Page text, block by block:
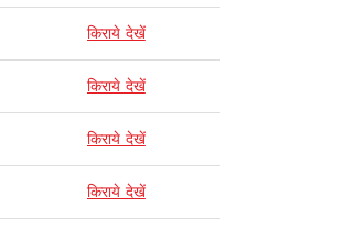
किराये देखें
किराये देखें
किराये देखें
किराये देखें